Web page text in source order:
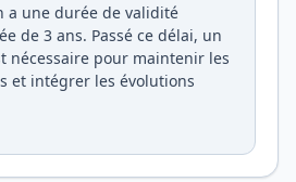
a une durée de validité
de 3 ans. Passé ce délai, un
nécessaire pour maintenir les
et intégrer les évolutions